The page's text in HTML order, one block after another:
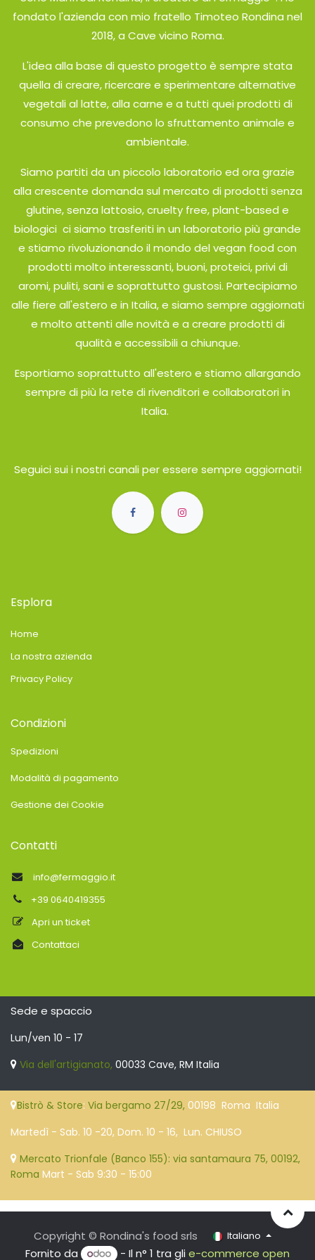
fondato l'azienda con mio fratello Timoteo Rondina nel
2018, a Cave vicino Roma.
L'idea alla base di questo progetto è sempre stata
quella di creare, ricercare e sperimentare alternative
vegetali al latte, alla carne e a tutti quei prodotti di
consumo che prevedono lo sfruttamento animale e
ambientale.
Siamo partiti da un piccolo laboratorio ed ora grazie
alla crescente domanda sul mercato di prodotti senza
glutine, senza lattosio, cruelty free, plant-based e
biologici ci siamo trasferiti in un laboratorio più grande
e stiamo rivoluzionando il mondo del vegan food con
prodotti molto interessanti, buoni, proteici, privi di
aromi, puliti, sani e soprattutto gustosi. Partecipiamo
alle fiere all'estero e in Italia, e siamo sempre aggiornati
e molto attenti alle novità e a creare prodotti di
qualità e accessibili a chiunque.
Esportiamo soprattutto all'estero e stiamo allargando
sempre di più la rete di rivenditori e collaboratori in
Italia.
Seguici sui i nostri canaliper essere sempre aggiornati!
Esplora
Home
La nostra azienda
Privacy Policy
Condizioni
Spedizioni
Modalità di pagamento
Gestione dei Cookie
Contatti
info@fermaggio.it
+39 0640419355
Apri un ticket
Contattaci
Sede e spaccio
Lun/ven 10 - 17
Via dell'artigianato, 00033 Cave, RM Italia
Bistrò & Store: Via bergamo 27/29, 00198 Roma Italia
Martedì - Sab. 10 -20, Dom. 10 - 16, Lun. CHIUSO
Mercato Trionfale (Banco 155): via santamaura 75, 00192,
Roma Mart - Sab 9:30 - 15:00
Copyright © Rondina's food srls Italiano
Fornito da - Il n° 1 tra gli e-commerce open